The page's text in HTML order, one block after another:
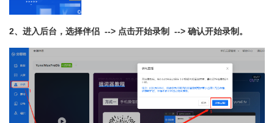
2、进入后台，选择伴侣 --> 点击开始录制 --> 确认开始录制。